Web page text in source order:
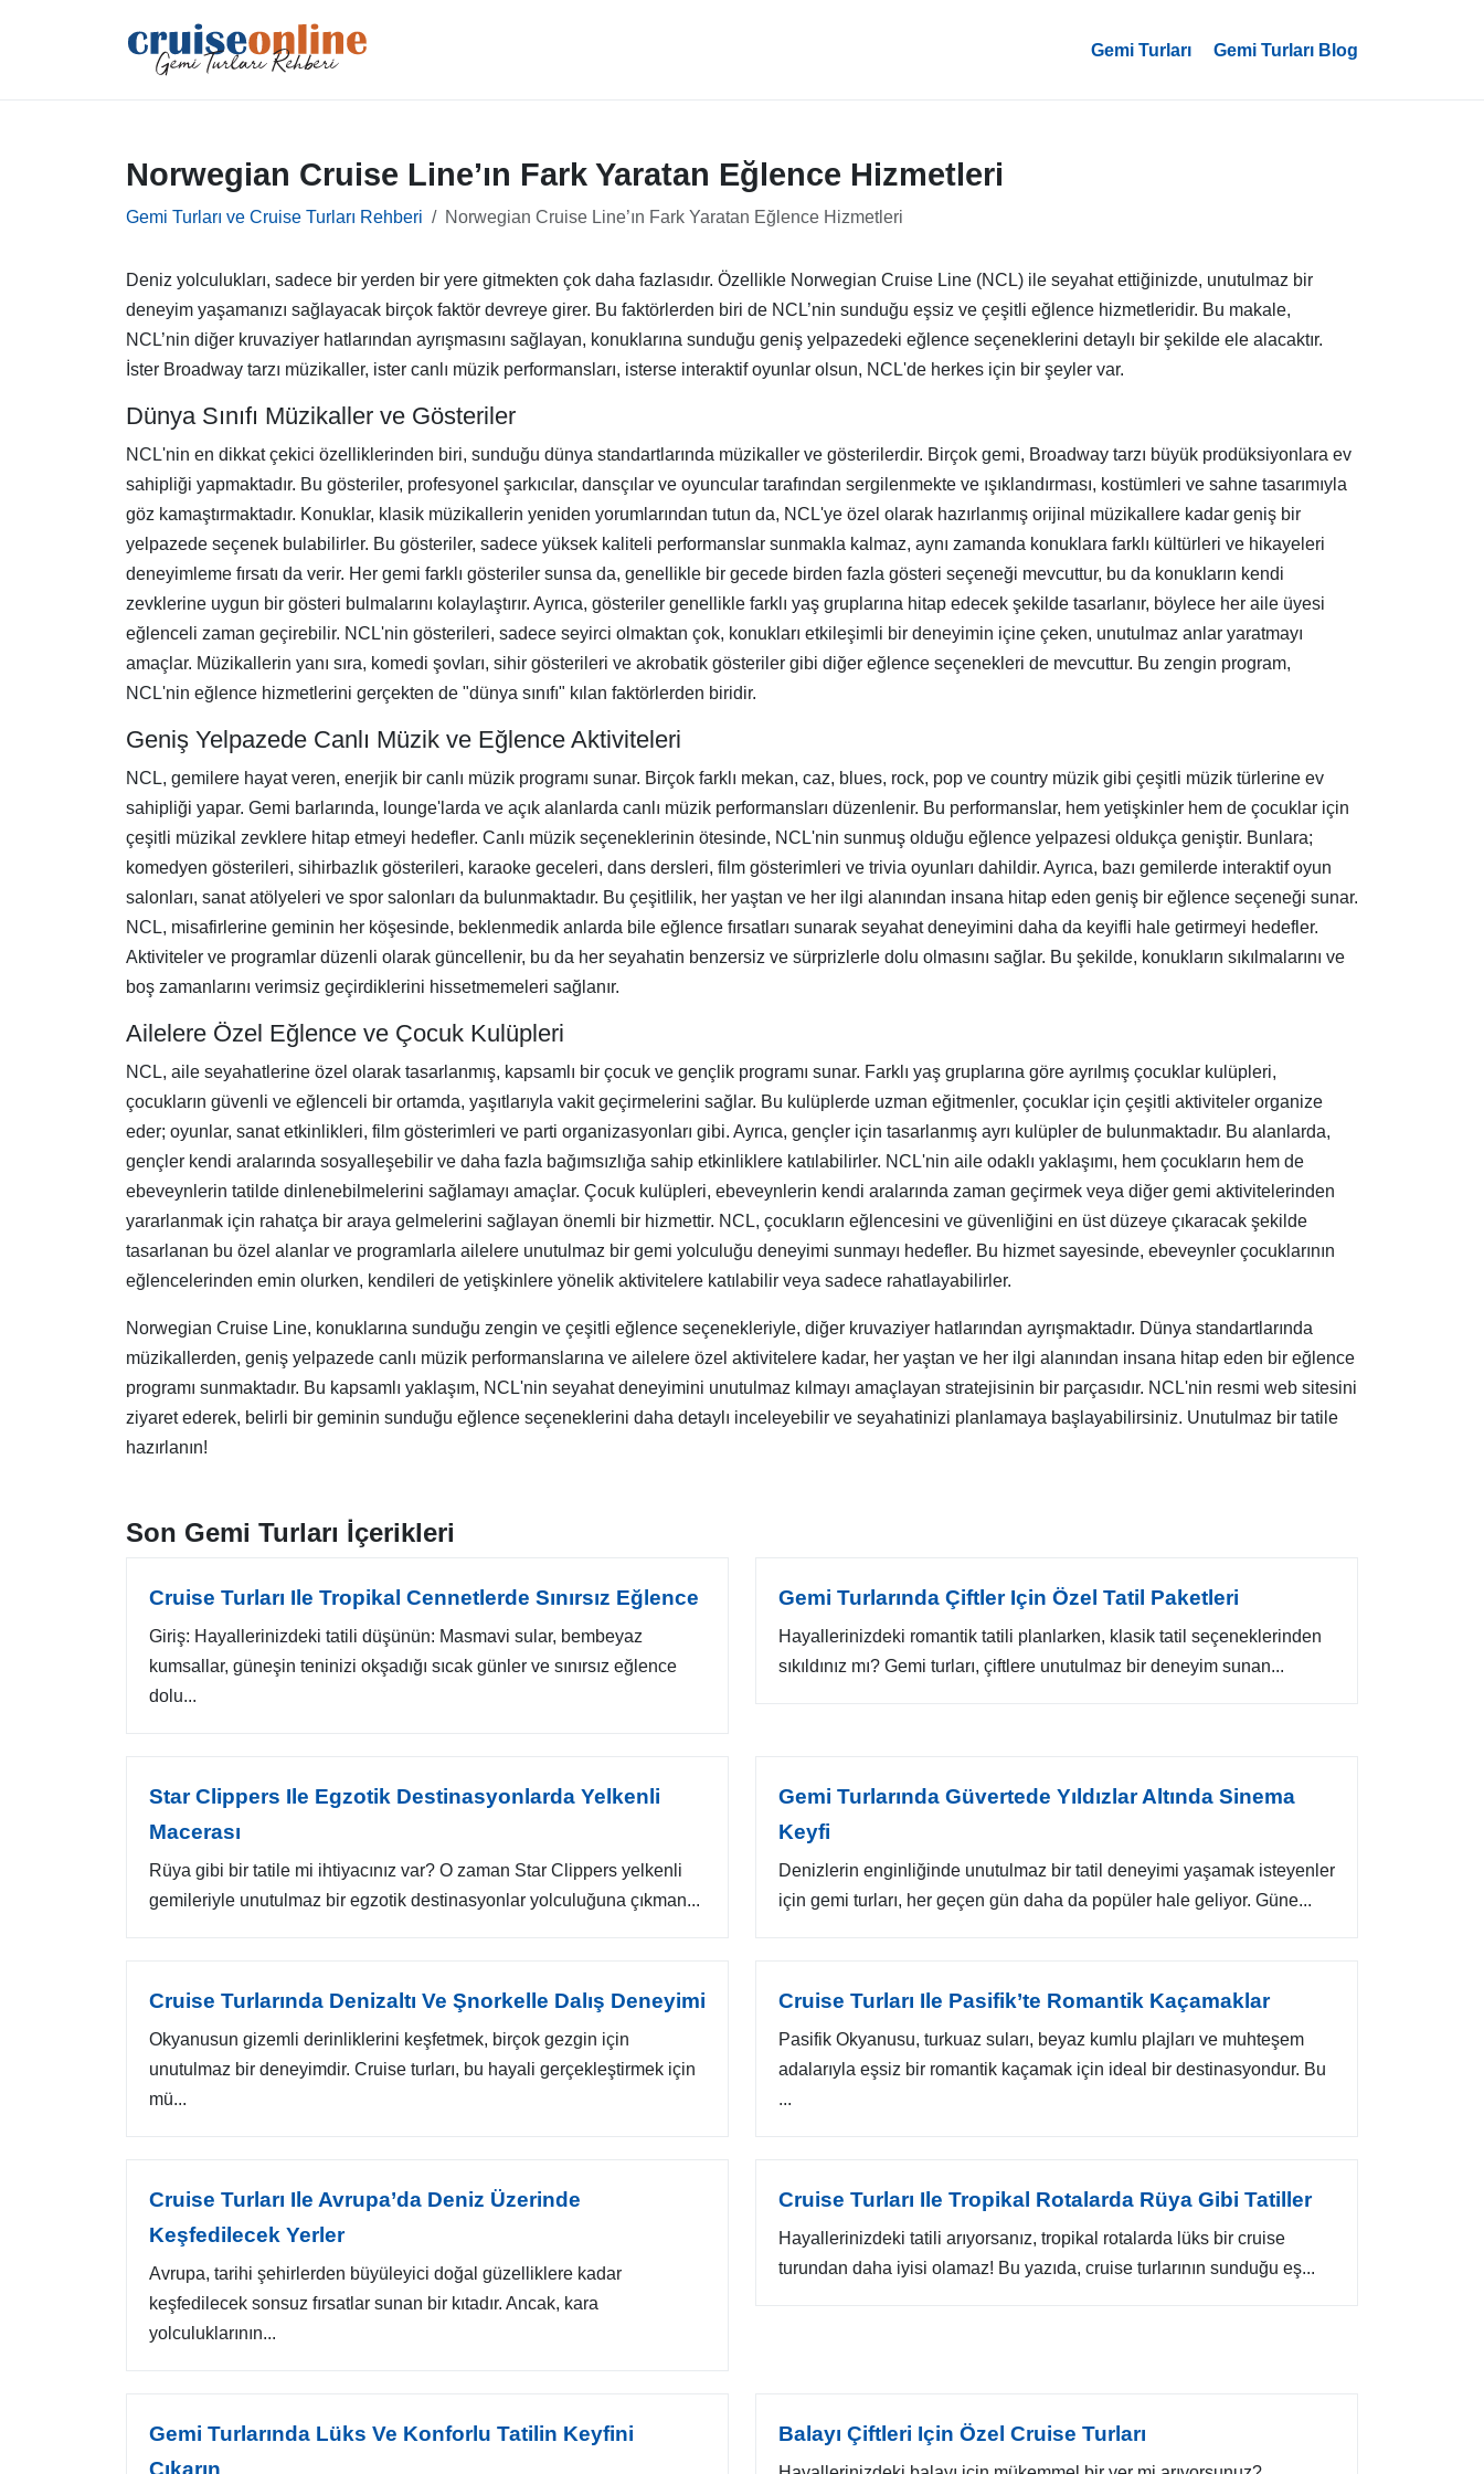
Gemi Turları Gemi Turları Blog
Norwegian Cruise Line’ın Fark Yaratan Eğlence Hizmetleri
Gemi Turları ve Cruise Turları Rehberi Norwegian Cruise Line’ın Fark Yaratan Eğlence Hizmetleri
Deniz yolculukları, sadece bir yerden bir yere gitmekten çok daha fazlasıdır. Özellikle Norwegian Cruise Line (NCL) ile seyahat ettiğinizde, unutulmaz bir
deneyim yaşamanızı sağlayacak birçok faktör devreye girer. Bu faktörlerden biri de NCL’nin sunduğu eşsiz ve çeşitli eğlence hizmetleridir. Bu makale,
NCL’nin diğer kruvaziyer hatlarından ayrışmasını sağlayan, konuklarına sunduğu geniş yelpazedeki eğlence seçeneklerini detaylı bir şekilde ele alacaktır.
İster Broadway tarzı müzikaller, ister canlı müzik performansları, isterse interaktif oyunlar olsun, NCL'de herkes için bir şeyler var.
Dünya Sınıfı Müzikaller ve Gösteriler
NCL'nin en dikkat çekici özelliklerinden biri, sunduğu dünya standartlarında müzikaller ve gösterilerdir. Birçok gemi, Broadway tarzı büyük prodüksiyonlara ev
sahipliği yapmaktadır. Bu gösteriler, profesyonel şarkıcılar, dansçılar ve oyuncular tarafından sergilenmekte ve ışıklandırması, kostümleri ve sahne tasarımıyla
göz kamaştırmaktadır. Konuklar, klasik müzikallerin yeniden yorumlarından tutun da, NCL'ye özel olarak hazırlanmış orijinal müzikallere kadar geniş bir
yelpazede seçenek bulabilirler. Bu gösteriler, sadece yüksek kaliteli performanslar sunmakla kalmaz, aynı zamanda konuklara farklı kültürleri ve hikayeleri
deneyimleme fırsatı da verir. Her gemi farklı gösteriler sunsa da, genellikle bir gecede birden fazla gösteri seçeneği mevcuttur, bu da konukların kendi
zevklerine uygun bir gösteri bulmalarını kolaylaştırır. Ayrıca, gösteriler genellikle farklı yaş gruplarına hitap edecek şekilde tasarlanır, böylece her aile üyesi
eğlenceli zaman geçirebilir. NCL'nin gösterileri, sadece seyirci olmaktan çok, konukları etkileşimli bir deneyimin içine çeken, unutulmaz anlar yaratmayı
amaçlar. Müzikallerin yanı sıra, komedi şovları, sihir gösterileri ve akrobatik gösteriler gibi diğer eğlence seçenekleri de mevcuttur. Bu zengin program,
NCL'nin eğlence hizmetlerini gerçekten de "dünya sınıfı" kılan faktörlerden biridir.
Geniş Yelpazede Canlı Müzik ve Eğlence Aktiviteleri
NCL, gemilere hayat veren, enerjik bir canlı müzik programı sunar. Birçok farklı mekan, caz, blues, rock, pop ve country müzik gibi çeşitli müzik türlerine ev
sahipliği yapar. Gemi barlarında, lounge'larda ve açık alanlarda canlı müzik performansları düzenlenir. Bu performanslar, hem yetişkinler hem de çocuklar için
çeşitli müzikal zevklere hitap etmeyi hedefler. Canlı müzik seçeneklerinin ötesinde, NCL'nin sunmuş olduğu eğlence yelpazesi oldukça geniştir. Bunlara;
komedyen gösterileri, sihirbazlık gösterileri, karaoke geceleri, dans dersleri, film gösterimleri ve trivia oyunları dahildir. Ayrıca, bazı gemilerde interaktif oyun
salonları, sanat atölyeleri ve spor salonları da bulunmaktadır. Bu çeşitlilik, her yaştan ve her ilgi alanından insana hitap eden geniş bir eğlence seçeneği sunar.
NCL, misafirlerine geminin her köşesinde, beklenmedik anlarda bile eğlence fırsatları sunarak seyahat deneyimini daha da keyifli hale getirmeyi hedefler.
Aktiviteler ve programlar düzenli olarak güncellenir, bu da her seyahatin benzersiz ve sürprizlerle dolu olmasını sağlar. Bu şekilde, konukların sıkılmalarını ve
boş zamanlarını verimsiz geçirdiklerini hissetmemeleri sağlanır.
Ailelere Özel Eğlence ve Çocuk Kulüpleri
NCL, aile seyahatlerine özel olarak tasarlanmış, kapsamlı bir çocuk ve gençlik programı sunar. Farklı yaş gruplarına göre ayrılmış çocuklar kulüpleri,
çocukların güvenli ve eğlenceli bir ortamda, yaşıtlarıyla vakit geçirmelerini sağlar. Bu kulüplerde uzman eğitmenler, çocuklar için çeşitli aktiviteler organize
eder; oyunlar, sanat etkinlikleri, film gösterimleri ve parti organizasyonları gibi. Ayrıca, gençler için tasarlanmış ayrı kulüpler de bulunmaktadır. Bu alanlarda,
gençler kendi aralarında sosyalleşebilir ve daha fazla bağımsızlığa sahip etkinliklere katılabilirler. NCL'nin aile odaklı yaklaşımı, hem çocukların hem de
ebeveynlerin tatilde dinlenebilmelerini sağlamayı amaçlar. Çocuk kulüpleri, ebeveynlerin kendi aralarında zaman geçirmek veya diğer gemi aktivitelerinden
yararlanmak için rahatça bir araya gelmelerini sağlayan önemli bir hizmettir. NCL, çocukların eğlencesini ve güvenliğini en üst düzeye çıkaracak şekilde
tasarlanan bu özel alanlar ve programlarla ailelere unutulmaz bir gemi yolculuğu deneyimi sunmayı hedefler. Bu hizmet sayesinde, ebeveynler çocuklarının
eğlencelerinden emin olurken, kendileri de yetişkinlere yönelik aktivitelere katılabilir veya sadece rahatlayabilirler.
Norwegian Cruise Line, konuklarına sunduğu zengin ve çeşitli eğlence seçenekleriyle, diğer kruvaziyer hatlarından ayrışmaktadır. Dünya standartlarında
müzikallerden, geniş yelpazede canlı müzik performanslarına ve ailelere özel aktivitelere kadar, her yaştan ve her ilgi alanından insana hitap eden bir eğlence
programı sunmaktadır. Bu kapsamlı yaklaşım, NCL'nin seyahat deneyimini unutulmaz kılmayı amaçlayan stratejisinin bir parçasıdır. NCL'nin resmi web sitesini
ziyaret ederek, belirli bir geminin sunduğu eğlence seçeneklerini daha detaylı inceleyebilir ve seyahatinizi planlamaya başlayabilirsiniz. Unutulmaz bir tatile
hazırlanın!
Son Gemi Turları İçerikleri
Cruise Turları Ile Tropikal Cennetlerde Sınırsız Eğlence
Giriş: Hayallerinizdeki tatili düşünün: Masmavi sular, bembeyaz
kumsallar, güneşin teninizi okşadığı sıcak günler ve sınırsız eğlence
dolu...
Gemi Turlarında Çiftler Için Özel Tatil Paketleri
Hayallerinizdeki romantik tatili planlarken, klasik tatil seçeneklerinden
sıkıldınız mı? Gemi turları, çiftlere unutulmaz bir deneyim sunan...
Star Clippers Ile Egzotik Destinasyonlarda Yelkenli
Macerası
Rüya gibi bir tatile mi ihtiyacınız var? O zaman Star Clippers yelkenli
gemileriyle unutulmaz bir egzotik destinasyonlar yolculuğuna çıkman...
Gemi Turlarında Güvertede Yıldızlar Altında Sinema
Keyfi
Denizlerin enginliğinde unutulmaz bir tatil deneyimi yaşamak isteyenler
için gemi turları, her geçen gün daha da popüler hale geliyor. Güne...
Cruise Turlarında Denizaltı Ve Şnorkelle Dalış Deneyimi
Okyanusun gizemli derinliklerini keşfetmek, birçok gezgin için
unutulmaz bir deneyimdir. Cruise turları, bu hayali gerçekleştirmek için
mü...
Cruise Turları Ile Pasifik’te Romantik Kaçamaklar
Pasifik Okyanusu, turkuaz suları, beyaz kumlu plajları ve muhteşem
adalarıyla eşsiz bir romantik kaçamak için ideal bir destinasyondur. Bu
...
Cruise Turları Ile Avrupa’da Deniz Üzerinde
Keşfedilecek Yerler
Avrupa, tarihi şehirlerden büyüleyici doğal güzelliklere kadar
keşfedilecek sonsuz fırsatlar sunan bir kıtadır. Ancak, kara
yolculuklarının...
Cruise Turları Ile Tropikal Rotalarda Rüya Gibi Tatiller
Hayallerinizdeki tatili arıyorsanız, tropikal rotalarda lüks bir cruise
turundan daha iyisi olamaz! Bu yazıda, cruise turlarının sunduğu eş...
Gemi Turlarında Lüks Ve Konforlu Tatilin Keyfini
Çıkarın
Balayı Çiftleri Için Özel Cruise Turları